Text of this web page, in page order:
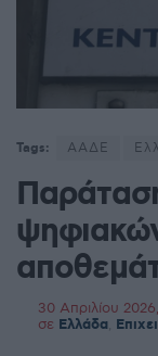
Tags: ΑΑΔΕ
30 Απριλίου
σε Ελλάδα